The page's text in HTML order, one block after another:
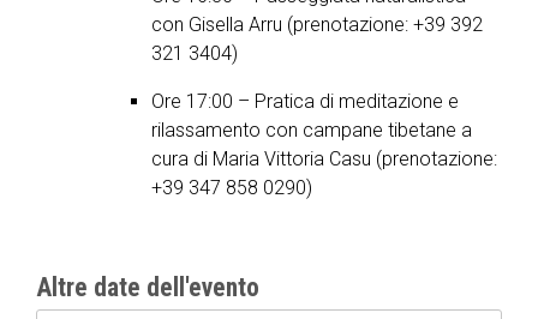
con Gisella Arru (prenotazione: +39 392
321 3404)
Ore 17:00 – Pratica di meditazione e
rilassamento con campane tibetane a
cura di Maria Vittoria Casu (prenotazione:
+39 347 858 0290)
Altre date dell'evento